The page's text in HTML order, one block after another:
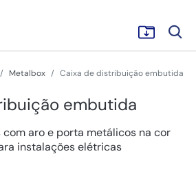
Metalbox Caixa de distribuição embutida
embutida
aro e porta metálicos na cor
instalações elétricas